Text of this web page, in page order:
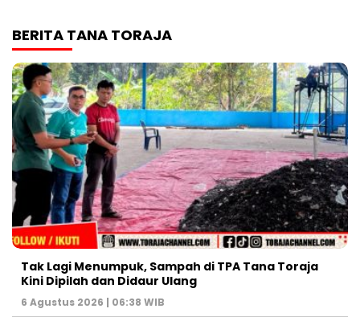
BERITA TANA TORAJA
Tak Lagi Menumpuk, Sampah di TPA Tana Toraja
Kini Dipilah dan Didaur Ulang
6 Agustus 2026 | 06:38 WIB